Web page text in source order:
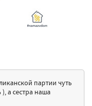
партии чуть
а сестра наша